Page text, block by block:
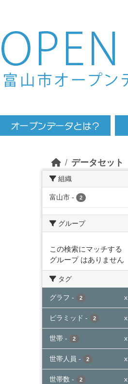
Skip to main content
データセット
組織
富山市 - 2
グループ
この検索にマッチする
グループ はありません
タグ
グラフ - 2 x
ピラミッド - 2 x
世帯 - 2 x
世帯人員 - 2 x
世帯数 - 2 x